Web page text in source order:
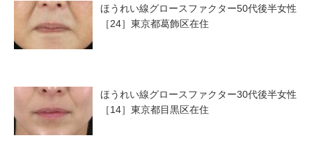
ほうれい線グロースファクター50代後半女性
［24］東京都葛飾区在住
ほうれい線グロースファクター30代後半女性
［14］東京都目黒区在住